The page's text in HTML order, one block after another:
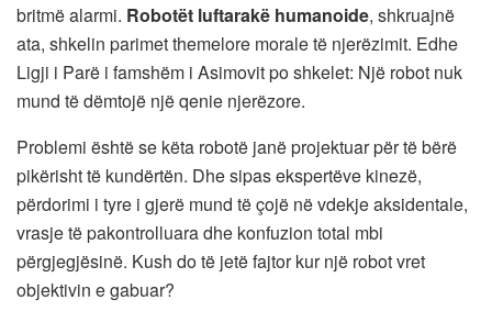
britmë alarmi. Robotët luftarakë humanoide, shkruajnë
ata, shkelin parimet themelore morale të njerëzimit. Edhe
Ligji i Parë i famshëm i Asimovit po shkelet: Një robot nuk
mund të dëmtojë një qenie njerëzore.
Problemi është se këta robotë janë projektuar për të bërë
pikërisht të kundërtën. Dhe sipas ekspertëve kinezë,
përdorimi i tyre i gjerë mund të çojë në vdekje aksidentale,
vrasje të pakontrolluara dhe konfuzion total mbi
përgjegjësinë. Kush do të jetë fajtor kur një robot vret
objektivin e gabuar?